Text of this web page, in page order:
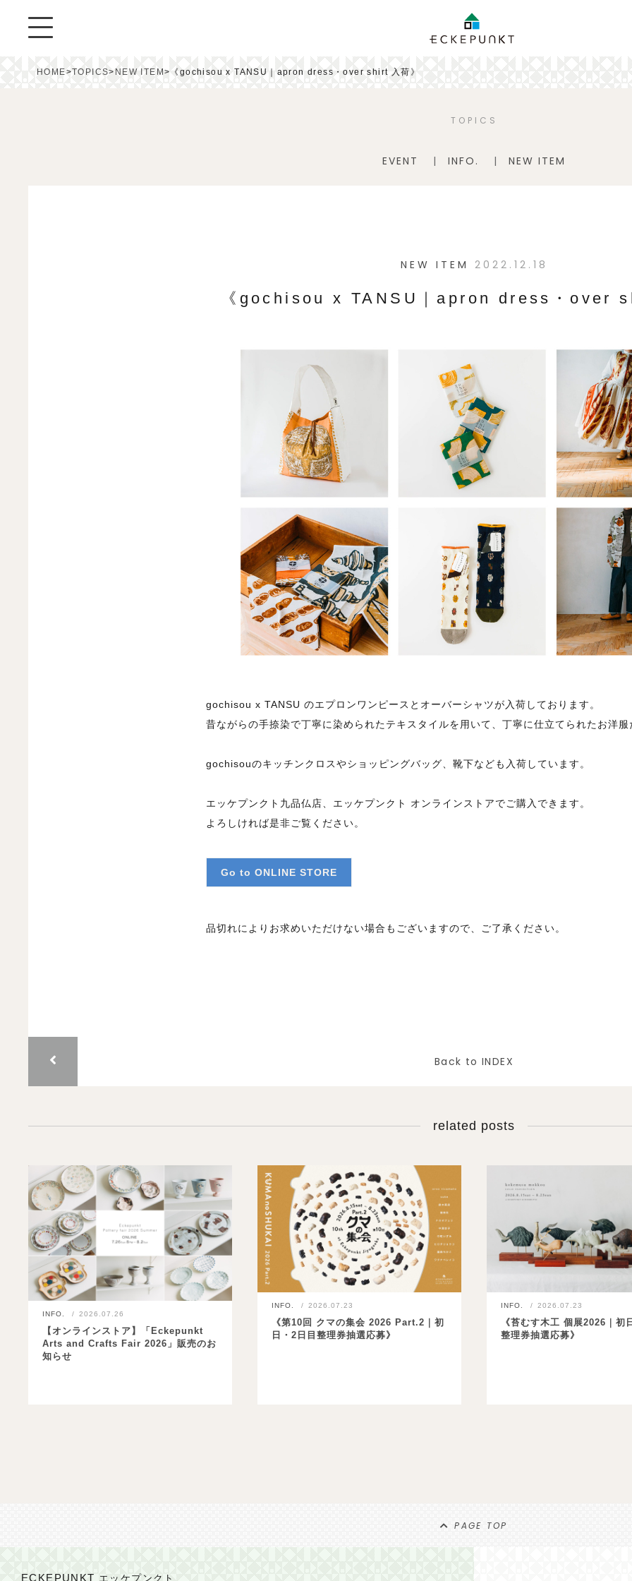
HOME>TOPICS>NEW ITEM>《gochisou x TANSU｜apron dress・over shirt 入荷》
TOPICS
EVENT INFO. NEW ITEM
NEW ITEM 2022.12.18
《gochisou x TANSU｜apron dress・over
gochisou x TANSU のエプロンワンピースとオーバーシャツが入荷しております。
昔ながらの手捺染で丁寧に染められたテキスタイルを用いて、丁寧に仕立てられたお洋服
gochisouのキッチンクロスやショッピングバッグ、靴下なども入荷しています。
エッケプンクト九品仏店、エッケプンクト オンラインストアでご購入できます。
よろしければ是非ご覧ください。
Go to ONLINE STORE
品切れによりお求めいただけない場合もございますので、ご了承ください。
Back to INDEX
related posts
INFO. 2026.07.26
【オンラインストア】「Eckepunkt
Arts and Crafts Fair 2026」販売のお
知らせ
INFO. 2026.07.23
《第10回 クマの集会 2026 Part.2｜初
日・2日目整理券抽選応募》
INFO. 2026.07.23
《苔むす木工 個展2026｜初
整理券抽選応募》
PAGE TOP
ECKEPUNKTエッケプンクト